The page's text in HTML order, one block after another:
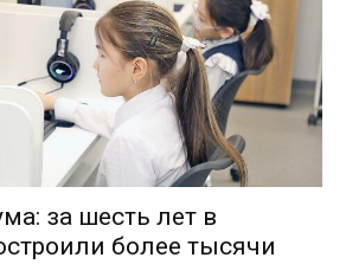
за шесть лет в
более тысячи